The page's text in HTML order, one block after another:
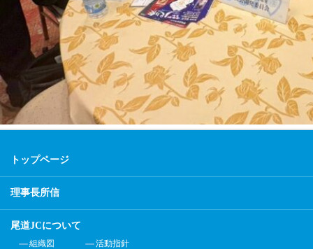
トップページ
理事長所信
尾道JCについて
組織図 活動指針